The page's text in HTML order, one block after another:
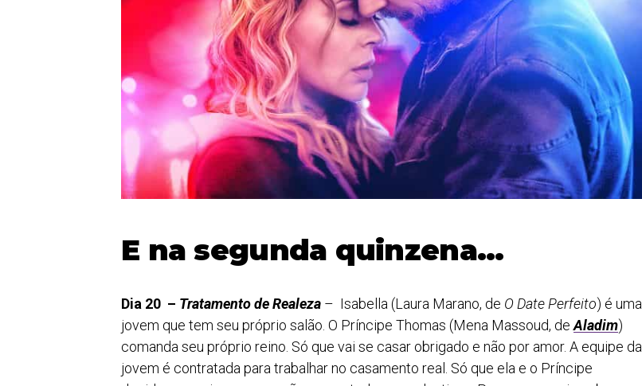
E na segunda quinzena…
Dia 20 – Tratamento de Realeza – Isabella (Laura Marano, de O Date Perfeito) é uma
jovem que tem seu próprio salão. O Príncipe Thomas (Mena Massoud, deAladim)
comanda seu próprio reino. Só que vai se casar obrigado e não por amor. A equipe da
jovem é contratada para trabalhar no casamento real. Só que ela e o Príncipe